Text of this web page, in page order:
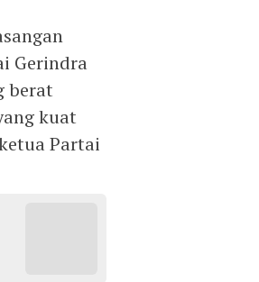
Gerindra
berat
kuat
Partai